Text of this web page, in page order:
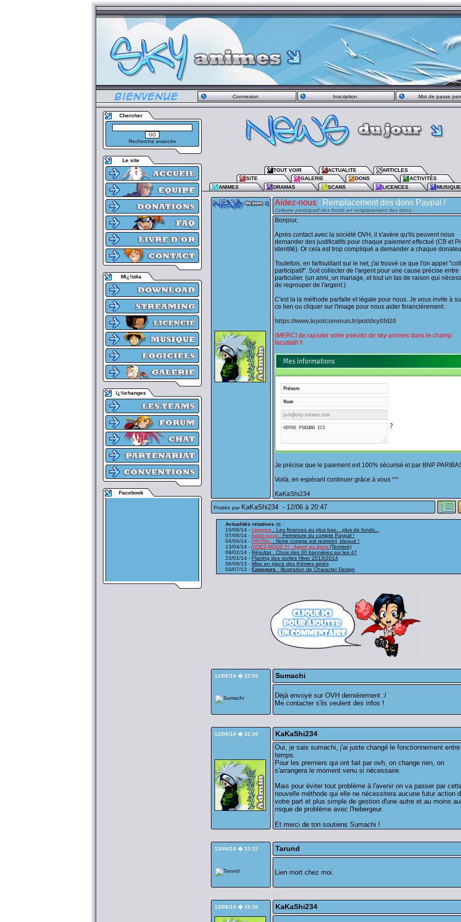
Connexion Inscription Mot de passe
Chercher
Recherche avancée
Le site
Mï¿½dia
ï¿½changes
Facebook
TOUT VOIR ACTUALITE
ARTICLES
SITE
GALERIE DONS
ACTIVITÉS
ANIMES
DRAMAS SCANS LICENCES
Aidez-nous : Remplacement des dons Paypal !
Cellecte participatif des fonds en remplacement des dons.
Bonjour,
Après contact avec la société OVH, il s'avère qu'ils peuvent nous
demander des justificatifs pour chaque paiement effectué (CB et
identité). Or cela est trop compliqué a demander a chaque
Toutefois, en farfouillant sur le net, j'ai trouvé ce que l'on appel
participatif". Soit collecter de l'argent pour une cause précise entre
particulier. (un anni, un mariage, et tout un tas de raison qui
de regrouper de l'argent.)
C'est la la méthode parfaite et légale pour nous. Je vous invite à
ce lien ou cliquer sur l'image pour nous aider financièrement :
https://www.lepotcommun.fr/pot/dxy0fd20
(MERCI de rajouter votre pseudo de sky-animes dans le champ
facultatif !!
Je précise que le paiement est 100% sécurisé et par BNP
Voilà, en espérant continuer grâce à vous ^^
KaKaShi234
Postée par KaKaShi234 - 12/06 à 20:47
Actualités relatives (8) :
10/06/14 - Urgence : Les finances au plus bas... plus de fonds...
07/06/14 -Aidez-nous : Fermeture du compte Paypal !
04/06/14 - PAYPAL
: Notre compte est restreint, bloqué !
13/04/14 -AIDEZ-NOUS !!! : Appel au dons (Terminé)
08/02/14 - Résultat : Choix des 30 bannières sur les 47
23/01/14 - Planing des sorties Hiver 2013/2014
06/09/13 - Mise en place des thèmes aérés
03/07/13 - Concours : Illustration de Character Design
12/06/14 � 22:09 Sumachi
Déjà envoyé sur OVH dernièrement :/
Me contacter s'ils veulent des infos !
12/06/14 � 22:26 KaKaShi234
Oui, je sais sumachi, j'ai juste changé le fonctionnement entre
temps.
Pour les premiers qui ont fait par ovh, on change rien, on
s'arrangera le moment venu si nécessaire.
Mais pour éviter tout problème à l'avenir on va passer par
nouvelle méthode qui elle ne nécessitera aucune futur action
votre part et plus simple de gestion d'une autre et au moins
risque de problème avec l'hebergeur.
Et merci de ton soutiens Sumachi !
13/06/14 � 13:12 Tarund
Lien mort chez moi.
13/06/14 � 18:26 KaKaShi234